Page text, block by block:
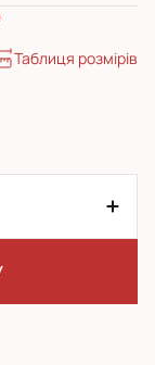
Таблиця розмірів